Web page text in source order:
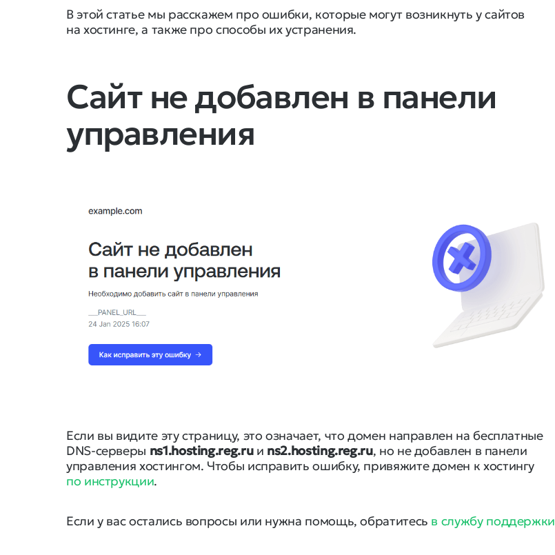
В этой статье мы расскажем про ошибки, которые могут возникнуть у сайтов
на хостинге, а также про способы их устранения.
Сайт не добавлен в панели
управления
Если вы видите эту страницу, это означает, что домен направлен на бесплатные
DNS-серверы ns1.hosting.reg.ruи ns2.hosting.reg.ru, но не добавлен в панели
управления хостингом. Чтобы исправить ошибку, привяжите домен к хостингу
по инструкции.
Если у вас остались вопросы или нужна помощь, обратитесь в службу поддержки